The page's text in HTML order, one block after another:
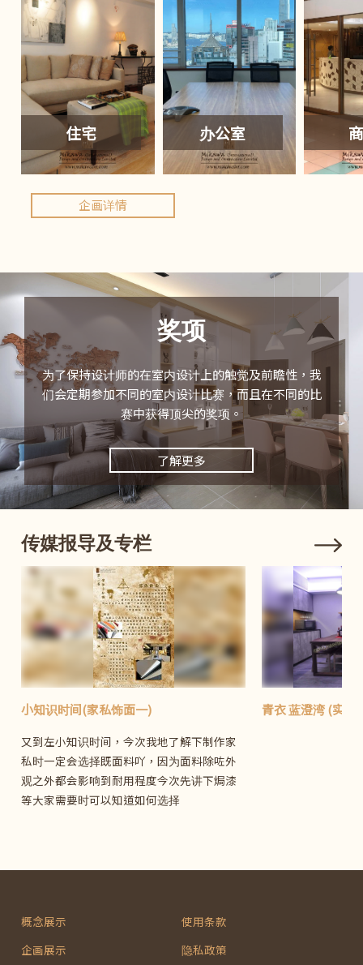
住宅 办公室
企画详情
奖项
为了保持设计师的在室内设计上的触觉及前瞻性，我
们会定期参加不同的室内设计比赛，而且在不同的比
赛中获得顶尖的奖项。
了解更多
传媒报导及专栏
小知识时间(家私饰面一)
又到左小知识时间，今次我地了解下制作家
私时一定会选择既面料吖，因为面料除咗外
观之外都会影响到耐用程度今次先讲下焗漆
等大家需要时可以知道如何选择
青衣 蓝澄湾 (实景)
概念展示
企画展示
使用条款
隐私政策